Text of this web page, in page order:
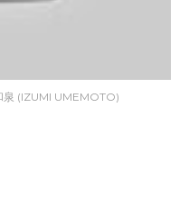
(IZUMI UMEMOTO)